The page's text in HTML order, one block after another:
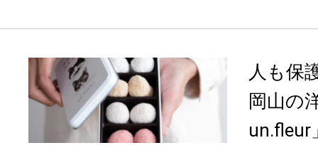
人も保
岡山の
un.fleur